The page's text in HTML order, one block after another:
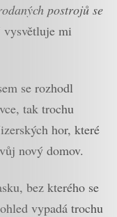
postrojů se
vysvětluje mi
se rozhodl
tak trochu
hor, které
nový domov.
bez kterého se
vypadá trochu